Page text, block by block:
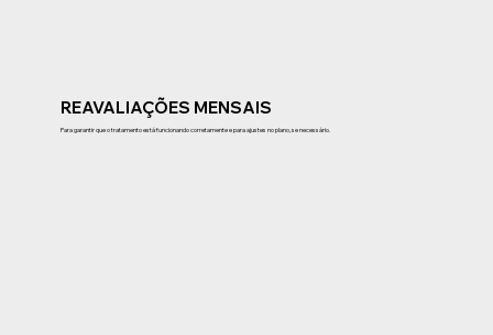
REAVALIAÇÕES MENSAIS
Para garantir que o tratamento está funcionando corretamente e para ajustes no plano, se necessário.